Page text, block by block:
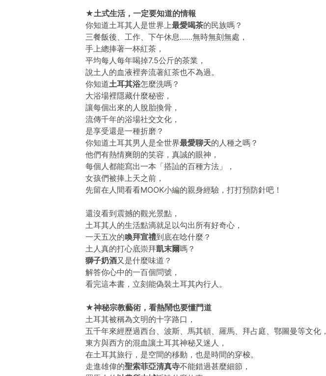
★土式生活，一定要知道的情報
你知道土耳其人是世界上最愛喝茶的民族嗎？
三餐飯後、工作、下午休息……無時無刻無處，
手上總捧著一杯紅茶，
平均每人每年喝掉7.5公斤的茶業，
說土人的血液裡奔流著紅茶也不為過。
你知道土耳其浴怎麼洗嗎？
大浴場裡隱藏什麼秘密，
讓每個出來的人脫胎換骨，
流傳千年的浴場社交文化，
是享受還是一種折磨？
你知道土耳其男人是全世界最愛聊天的人種之嗎？
他們有熱情爽朗的笑容，真誠的眼神，
每個人都能寫出一本「搭訕的百種方法」，
女孩們被捧上天之前，
先留在人間看看MOOK小編的親身經驗，打打預防針吧！
還沒看到震撼的觀光景點，
土耳其人的生活點滴就足以勾出所有好奇心，
一天五次的喚拜宣禮到底在唸什麼？
土人真的打心底崇拜凱末爾嗎？
獅子奶酒又是什麼味道？
解答你心中的一百個問號，
看完這本書，立刻能偽裝土耳其內行人。
★神秘宗教藝術，看熱鬧也要懂門道
土耳其被稱為文明的十字路口，
五千年來經歷過西台、波斯、馬其頓、羅馬、拜占庭、鄂圖曼等文化，
東方與西方的混血讓土耳其神秘又迷人，
在土耳其旅行，是空間的移動，也是時間的穿梭。
走進雄偉的聖索菲亞清真寺不能錯過甚麼細節，